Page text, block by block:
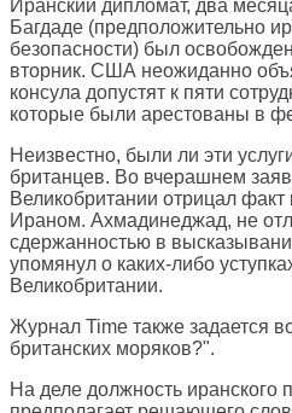
Иранский дипломат, два
Багдаде (предположительно
безопасности) был
вторник. США неожиданно
консула допустят к пяти
которые были арестованы в
Неизвестно, были ли эти
британцев. Во вчерашнем
Великобритании отрицал факт
Ираном. Ахмадинеджад, не
сдержанностью в
упомянул о каких-либо
Великобритании.
Журнал Time также задается
британских моряков?".
На деле должность иранского